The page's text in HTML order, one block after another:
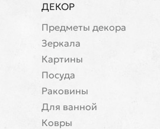
ДЕКОР
Предметы декора
Зеркала
Картины
Посуда
Раковины
Для ванной
Ковры